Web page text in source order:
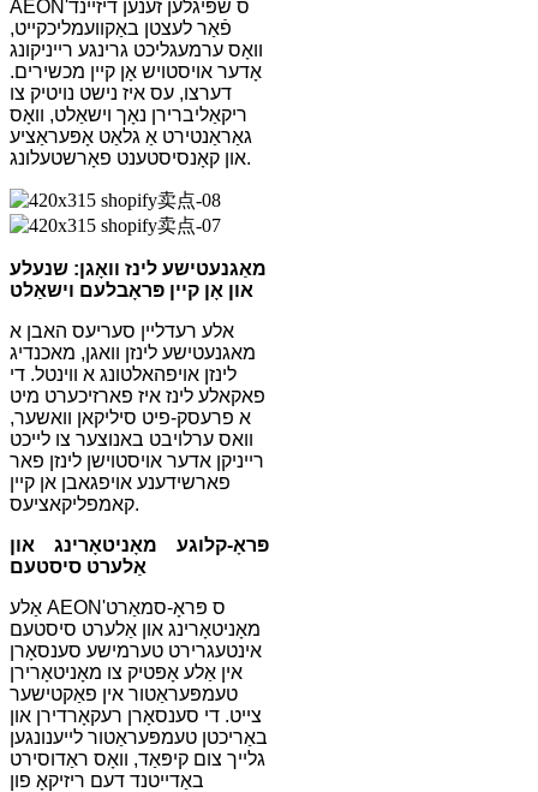
AEON'ס שפּיגלען זענען דיזיינד
פֿאַר לעצטן באַקוועמליכקייט,
וואָס ערמעגליכט גרינגע רייניקונג
אָדער אויסטויש אָן קיין מכשירים.
דערצו, עס איז נישט נויטיק צו
ריקאַליברירן נאָך וישאַלט, וואָס
גאַראַנטירט אַ גלאַט אָפּעראַציע
און קאָנסיסטענט פאָרשטעלונג.
מאַגנעטישע לינז וואָגן: שנעלע
און אָן קיין פּראָבלעם וישאַלט
אלע רעדליין סעריעס האבן א
מאגנעטישע לינזן וואגן, מאכנדיג
לינזן אויפהאלטונג א ווינטל. די
פאקאלע לינז איז פארזיכערט מיט
א פרעסק-פיט סיליקאן וואשער,
וואס ערלויבט באנוצער צו לייכט
רייניקן אדער אויסטוישן לינזן פאר
פארשידענע אויפגאבן אן קיין
קאמפליקאציעס.
פּראָ-קלוגע מאָניטאָרינג און
אַלערט סיסטעם
אַלע AEON'ס פּראָ-סמאַרט
מאָניטאָרינג און אַלערט סיסטעם
אינטעגרירט טערמישע סענסאָרן
אין אַלע אָפּטיק צו מאָניטאָרירן
טעמפּעראַטור אין פאַקטישער
צייט. די סענסאָרן רעקאָרדירן און
באַריכטן טעמפּעראַטור לייענונגען
גלייך צום קיפּאַד, וואָס ראַדוסירט
באַדייטנד דעם ריזיקאָ פון